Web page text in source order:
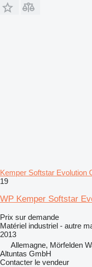
Kemper Softstar Evolution
19
WP Kemper Softstar
Prix sur demande
Matériel industriel - autre
2013
Allemagne, Mörfelden
Altuntas GmbH
Contacter le vendeur